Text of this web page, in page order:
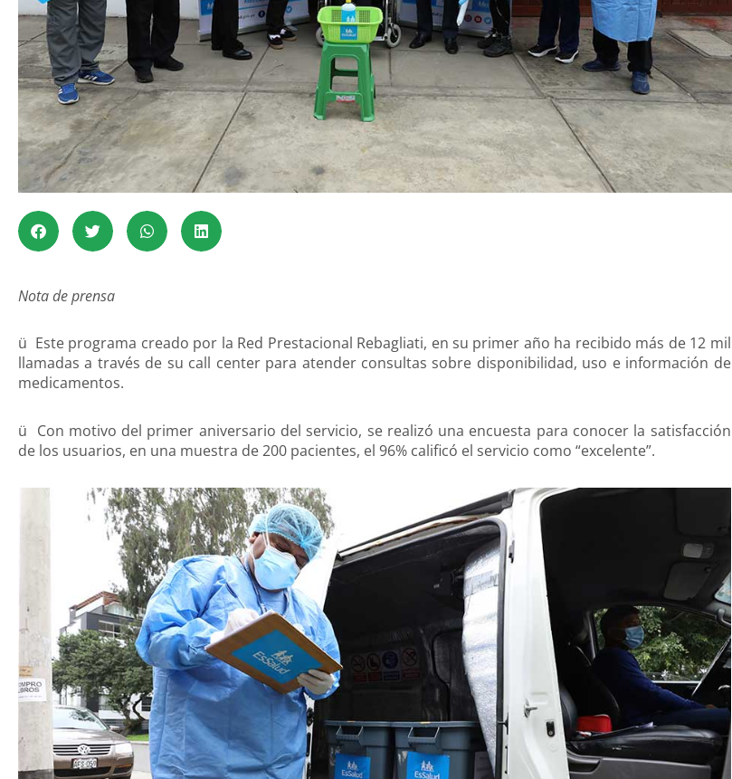
Nota de prensa
ü Este programa creado por la Red Prestacional Rebagliati, en su primer año ha recibido más de 12 mil
llamadas a través de su call center para atender consultas sobre disponibilidad, uso e información de
medicamentos.
ü Con motivo del primer aniversario del servicio, se realizó una encuesta para conocer la satisfacción
de los usuarios, en una muestra de 200 pacientes, el 96% calificó el servicio como “excelente”.